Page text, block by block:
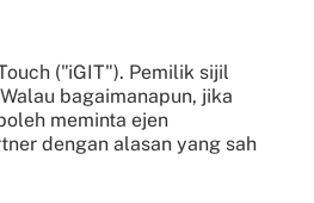
("iGIT"). Pemilik sijil
bagaimanapun, jika
meminta ejen
dengan alasan yang sah